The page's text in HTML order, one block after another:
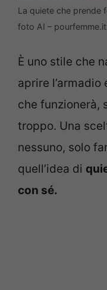
La quiete che prende
foto AI – pourfemme.it
È uno stile che
aprire
che funzionerà,
troppo. Una
nessuno, solo
quell’idea di
con sé.